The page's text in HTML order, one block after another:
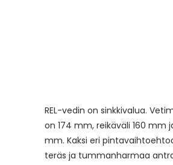
REL-vedin on sinkkivalua.
on 174 mm, reikäväli 160 mm
mm. Kaksi eri
teräs ja tummanharmaa